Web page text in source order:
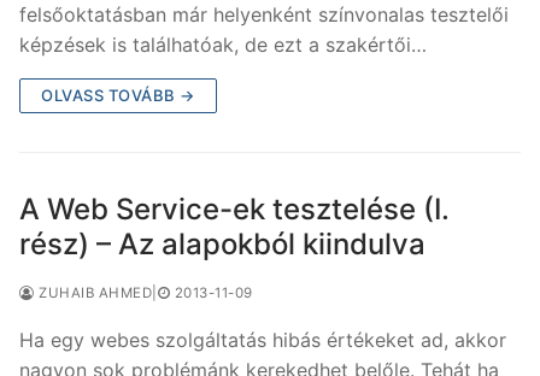
felsőoktatásban már helyenként színvonalas tesztelői
képzések is találhatóak, de ezt a szakértői…
OLVASS TOVÁBB →
A Web Service-ek tesztelése (I.
rész) – Az alapokból kiindulva
ZUHAIB AHMED 2013-11-09
Ha egy webes szolgáltatás hibás értékeket ad, akkor
nagyon sok problémánk kerekedhet belőle. Tehát ha